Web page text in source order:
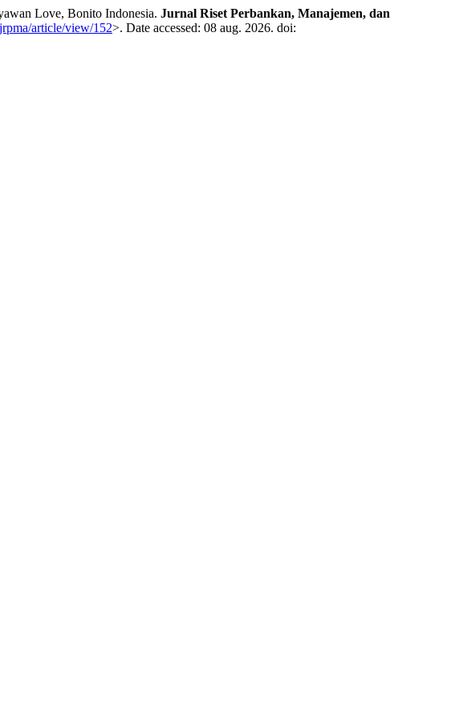
Love, Bonito Indonesia. Jurnal Riset Perbankan, Manajemen, dan
article/view/152>. Date accessed: 08 aug. 2026. doi: